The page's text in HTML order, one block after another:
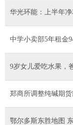
华光环能：上半年
中学小卖部5年租金
9岁女儿爱吃水果，
郑商所调整纯碱期
鄂尔多斯东胜地图